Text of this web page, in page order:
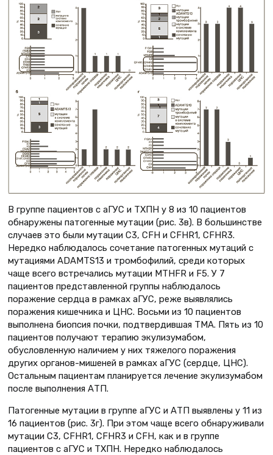
В группе пациентов с аГУС и ТХПН у 8 из 10 пациентов
обнаружены патогенные мутации (рис. 3в). В большинстве
случаев это были мутации С3, CFH и CFHR1, CFHR3.
Нередко наблюдалось сочетание патогенных мутаций с
мутациями ADAMTS13 и тромбофилий, среди которых
чаще всего встречались мутации MTHFR и F5. У 7
пациентов представленной группы наблюдалось
поражение сердца в рамках аГУС, реже выявлялись
поражения кишечника и ЦНС. Восьми из 10 пациентов
выполнена биопсия почки, подтвердившая ТМА. Пять из 10
пациентов получают терапию экулизумабом,
обусловленную наличием у них тяжелого поражения
других органов-мишеней в рамках аГУС (сердце, ЦНС).
Остальным пациентам планируется лечение экулизумабом
после выполнения АТП.
Патогенные мутации в группе аГУС и АТП выявлены у 11 из
16 пациентов (рис. 3г). При этом чаще всего обнаруживали
мутации С3, CFHR1, CFHR3 и CFH, как и в группе
пациентов с аГУС и ТХПН. Нередко наблюдалось